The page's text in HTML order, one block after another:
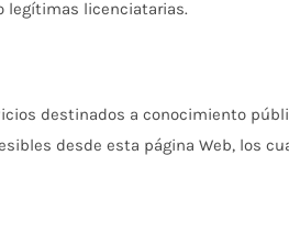
legítimas licenciatarias.
destinados a conocimiento
desde esta página Web, los